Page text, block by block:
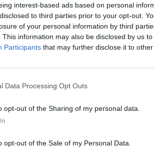
interest-based ads based on personal
to third parties prior to your opt-out.
of your personal information by third
This information may also be disclosed by us
Participants that may further disclose it to other
Data Processing Opt Outs
opt-out of the Sharing of my personal data.
opt-out of the Sale of my Personal Data.
apprécié l’article ?
nous, faites un don !